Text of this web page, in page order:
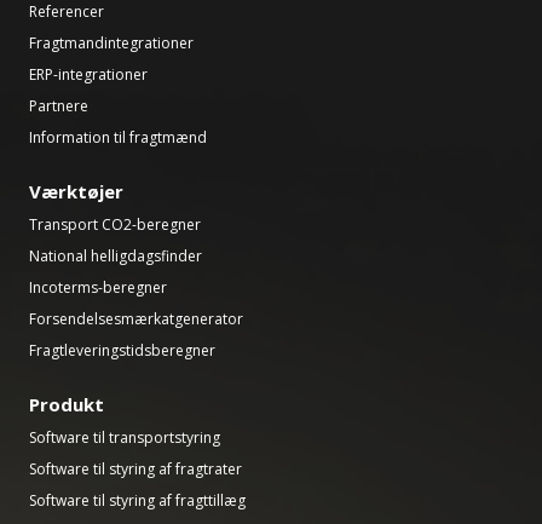
Referencer
Fragtmandintegrationer
ERP-integrationer
Partnere
Information til fragtmænd
Værktøjer
Transport CO2-beregner
National helligdagsfinder
Incoterms-beregner
Forsendelsesmærkatgenerator
Fragtleveringstidsberegner
Produkt
Software til transportstyring
Software til styring af fragtrater
Software til styring af fragttillæg